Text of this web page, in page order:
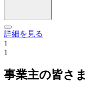
詳細を見る
1
1
事業主の皆さま